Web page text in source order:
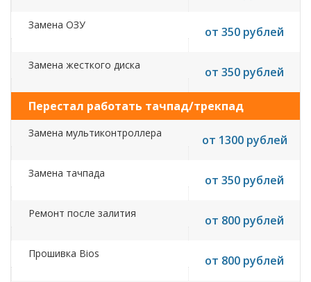
Замена ОЗУ от 350 рублей
Замена жесткого диска от 350 рублей
Перестал работать тачпад/трекпад
Замена мультиконтроллера от 1300 рублей
Замена тачпада от 350 рублей
Ремонт после залития от 800 рублей
Прошивка Bios от 800 рублей